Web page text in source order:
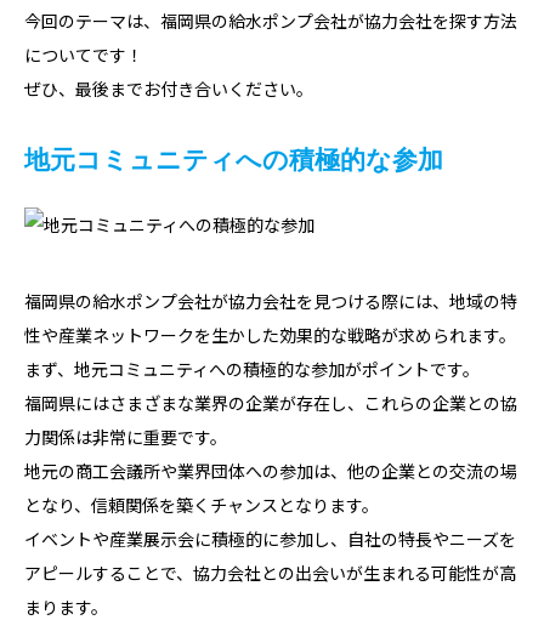
今回のテーマは、福岡県の給水ポンプ会社が協力会社を探す方法
についてです！
ぜひ、最後までお付き合いください。
地元コミュニティへの積極的な参加
福岡県の給水ポンプ会社が協力会社を見つける際には、地域の特
性や産業ネットワークを生かした効果的な戦略が求められます。
まず、地元コミュニティへの積極的な参加がポイントです。
福岡県にはさまざまな業界の企業が存在し、これらの企業との協
力関係は非常に重要です。
地元の商工会議所や業界団体への参加は、他の企業との交流の場
となり、信頼関係を築くチャンスとなります。
イベントや産業展示会に積極的に参加し、自社の特長やニーズを
アピールすることで、協力会社との出会いが生まれる可能性が高
まります。